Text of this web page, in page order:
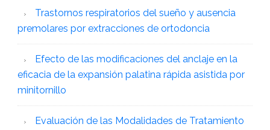
Trastornos respiratorios del sueño y ausencia
premolares por extracciones de ortodoncia
Efecto de las modificaciones del anclaje en la
eficacia de la expansión palatina rápida asistida por
minitornillo
Evaluación de las Modalidades de Tratamiento